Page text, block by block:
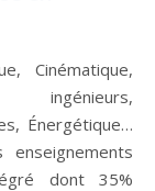
Cinématique,
ingénieurs,
Énergétique…
dont 35%